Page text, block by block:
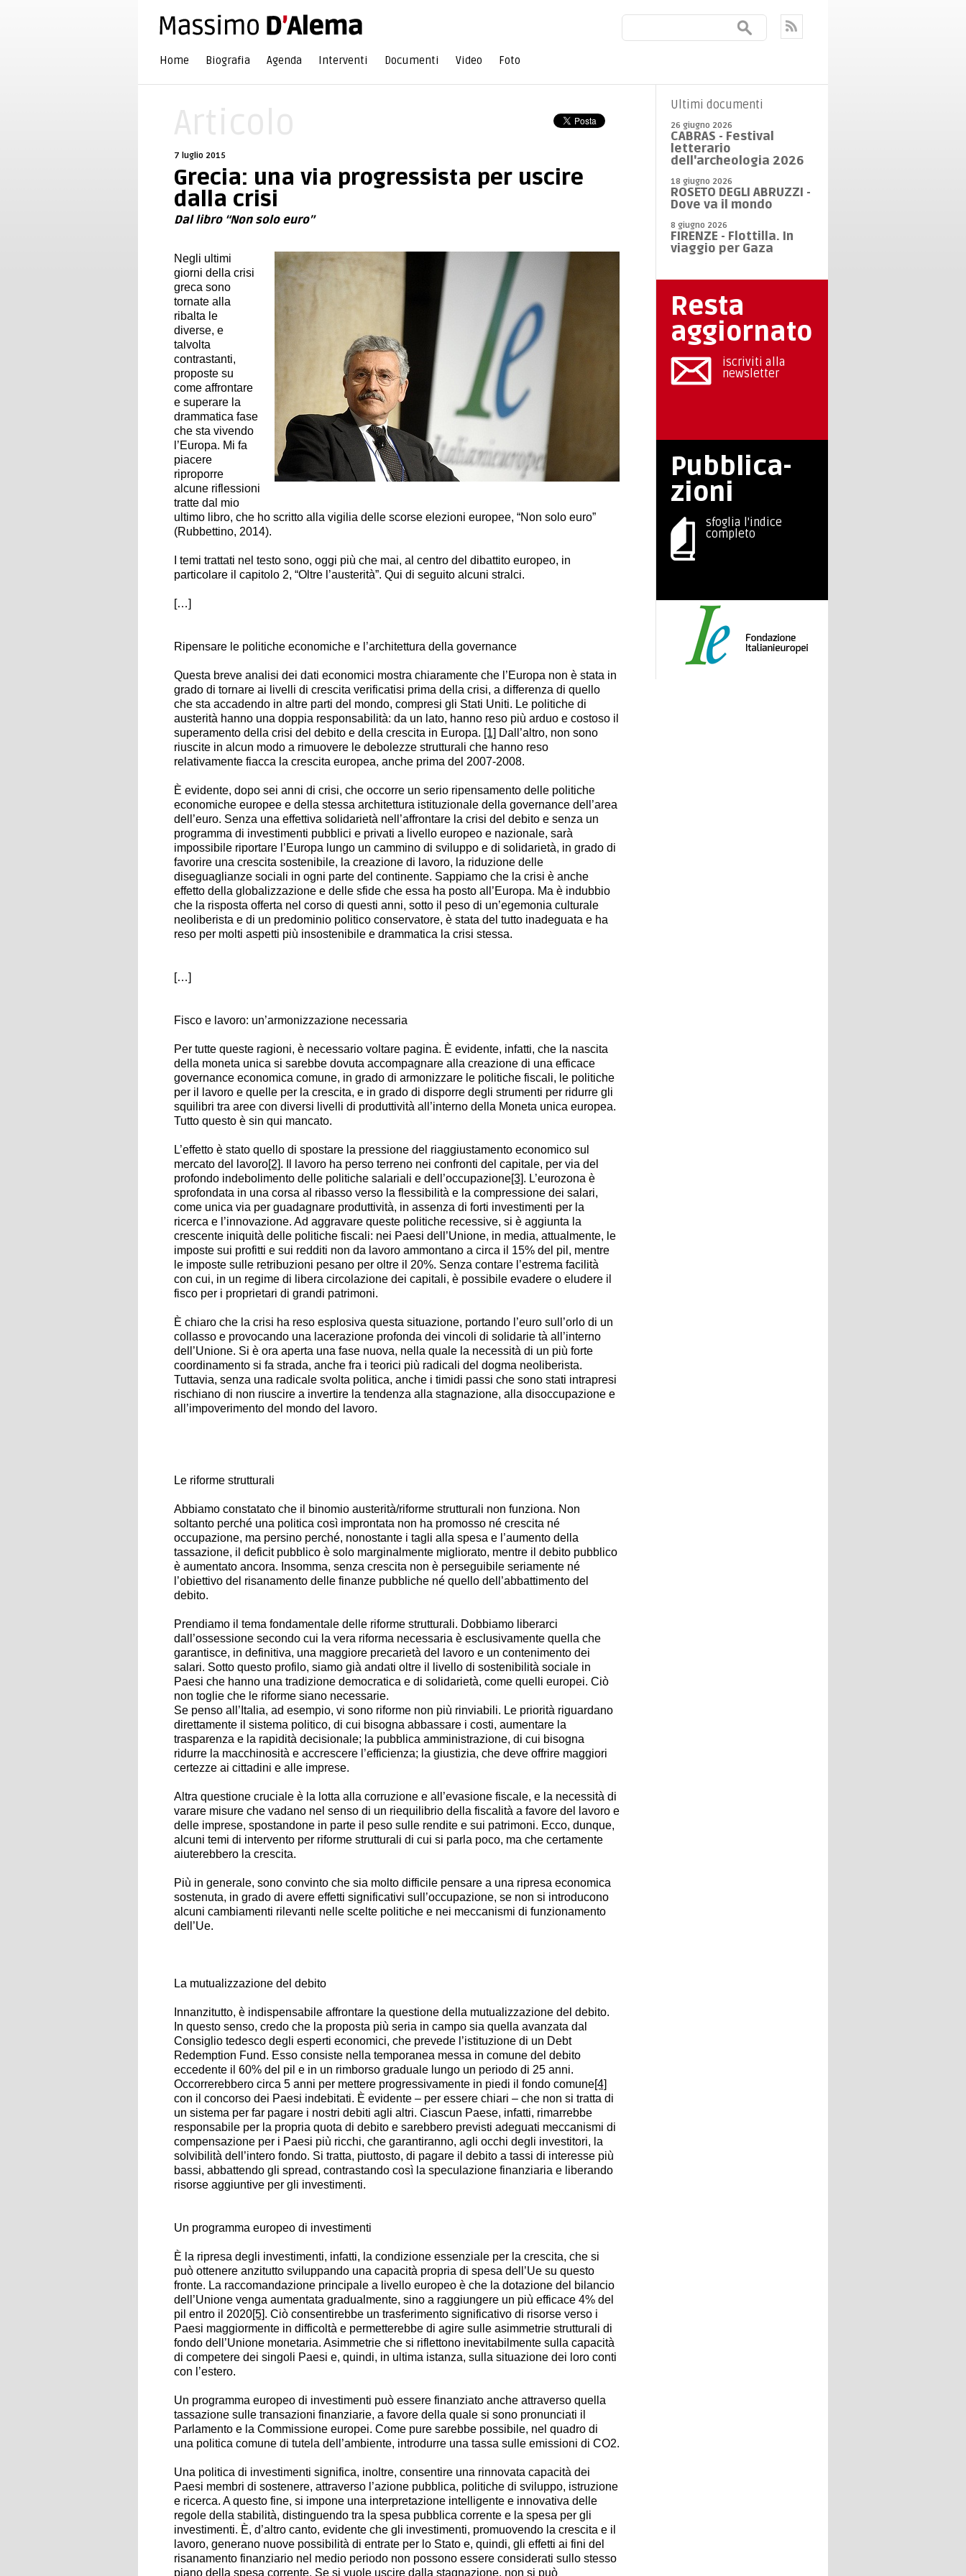
Home Biografia Agenda Interventi Documenti Video Foto
7 luglio 2015
Grecia: una via progressista per uscire
dalla crisi
Dal libro “Non solo euro”
Negli ultimi
giorni della crisi
greca sono
tornate alla
ribalta le
diverse, e
talvolta
contrastanti,
proposte su
come affrontare
e superare la
drammatica fase
che sta vivendo
l’Europa. Mi fa
piacere
riproporre
alcune riflessioni
tratte dal mio
ultimo libro, che ho scritto alla vigilia delle scorse elezioni europee, “Non solo euro”
(Rubbettino, 2014).
I temi trattati nel testo sono, oggi più che mai, al centro del dibattito europeo, in
particolare il capitolo 2, “Oltre l’austerità”. Qui di seguito alcuni stralci.
[…]
Ripensare le politiche economiche e l’architettura della governance
Questa breve analisi dei dati economici mostra chiaramente che l’Europa non è stata in
grado di tornare ai livelli di crescita verificatisi prima della crisi, a differenza di quello
che sta accadendo in altre parti del mondo, compresi gli Stati Uniti. Le politiche di
austerità hanno una doppia responsabilità: da un lato, hanno reso più arduo e costoso il
superamento della crisi del debito e della crescita in Europa. [1] Dall’altro, non sono
riuscite in alcun modo a rimuovere le debolezze strutturali che hanno reso
relativamente fiacca la crescita europea, anche prima del 2007-2008.
È evidente, dopo sei anni di crisi, che occorre un serio ripensamento delle politiche
economiche europee e della stessa architettura istituzionale della governance dell’area
dell’euro. Senza una effettiva solidarietà nell’affrontare la crisi del debito e senza un
programma di investimenti pubblici e privati a livello europeo e nazionale, sarà
impossibile riportare l’Europa lungo un cammino di sviluppo e di solidarietà, in grado di
favorire una crescita sostenibile, la creazione di lavoro, la riduzione delle
diseguaglianze sociali in ogni parte del continente. Sappiamo che la crisi è anche
effetto della globalizzazione e delle sfide che essa ha posto all’Europa. Ma è indubbio
che la risposta offerta nel corso di questi anni, sotto il peso di un’egemonia culturale
neoliberista e di un predominio politico conservatore, è stata del tutto inadeguata e ha
reso per molti aspetti più insostenibile e drammatica la crisi stessa.
[…]
Fisco e lavoro: un’armonizzazione necessaria
Per tutte queste ragioni, è necessario voltare pagina. È evidente, infatti, che la nascita
della moneta unica si sarebbe dovuta accompagnare alla creazione di una efficace
governance economica comune, in grado di armonizzare le politiche fiscali, le politiche
per il lavoro e quelle per la crescita, e in grado di disporre degli strumenti per ridurre gli
squilibri tra aree con diversi livelli di produttività all’interno della Moneta unica europea.
Tutto questo è sin qui mancato.
L’effetto è stato quello di spostare la pressione del riaggiustamento economico sul
mercato del lavoro[2]. Il lavoro ha perso terreno nei confronti del capitale, per via del
profondo indebolimento delle politiche salariali e dell’occupazione[3]. L’eurozona è
sprofondata in una corsa al ribasso verso la flessibilità e la compressione dei salari,
come unica via per guadagnare produttività, in assenza di forti investimenti per la
ricerca e l’innovazione. Ad aggravare queste politiche recessive, si è aggiunta la
crescente iniquità delle politiche fiscali: nei Paesi dell’Unione, in media, attualmente, le
imposte sui profitti e sui redditi non da lavoro ammontano a circa il 15% del pil, mentre
le imposte sulle retribuzioni pesano per oltre il 20%. Senza contare l’estrema facilità
con cui, in un regime di libera circolazione dei capitali, è possibile evadere o eludere il
fisco per i proprietari di grandi patrimoni.
È chiaro che la crisi ha reso esplosiva questa situazione, portando l’euro sull’orlo di un
collasso e provocando una lacerazione profonda dei vincoli di solidarie tà all’interno
dell’Unione. Si è ora aperta una fase nuova, nella quale la necessità di un più forte
coordinamento si fa strada, anche fra i teorici più radicali del dogma neoliberista.
Tuttavia, senza una radicale svolta politica, anche i timidi passi che sono stati intrapresi
rischiano di non riuscire a invertire la tendenza alla stagnazione, alla disoccupazione e
all’impoverimento del mondo del lavoro.
Le riforme strutturali
Abbiamo constatato che il binomio austerità/riforme strutturali non funziona. Non
soltanto perché una politica così improntata non ha promosso né crescita né
occupazione, ma persino perché, nonostante i tagli alla spesa e l’aumento della
tassazione, il deficit pubblico è solo marginalmente migliorato, mentre il debito pubblico
è aumentato ancora. Insomma, senza crescita non è perseguibile seriamente né
l’obiettivo del risanamento delle finanze pubbliche né quello dell’abbattimento del
debito.
Prendiamo il tema fondamentale delle riforme strutturali. Dobbiamo liberarci
dall’ossessione secondo cui la vera riforma necessaria è esclusivamente quella che
garantisce, in definitiva, una maggiore precarietà del lavoro e un contenimento dei
salari. Sotto questo profilo, siamo già andati oltre il livello di sostenibilità sociale in
Paesi che hanno una tradizione democratica e di solidarietà, come quelli europei. Ciò
non toglie che le riforme siano necessarie.
Se penso all’Italia, ad esempio, vi sono riforme non più rinviabili. Le priorità riguardano
direttamente il sistema politico, di cui bisogna abbassare i costi, aumentare la
trasparenza e la rapidità decisionale; la pubblica amministrazione, di cui bisogna
ridurre la macchinosità e accrescere l’efficienza; la giustizia, che deve offrire maggiori
certezze ai cittadini e alle imprese.
Altra questione cruciale è la lotta alla corruzione e all’evasione fiscale, e la necessità di
varare misure che vadano nel senso di un riequilibrio della fiscalità a favore del lavoro e
delle imprese, spostandone in parte il peso sulle rendite e sui patrimoni. Ecco, dunque,
alcuni temi di intervento per riforme strutturali di cui si parla poco, ma che certamente
aiuterebbero la crescita.
Più in generale, sono convinto che sia molto difficile pensare a una ripresa economica
sostenuta, in grado di avere effetti significativi sull’occupazione, se non si introducono
alcuni cambiamenti rilevanti nelle scelte politiche e nei meccanismi di funzionamento
dell’Ue.
La mutualizzazione del debito
Innanzitutto, è indispensabile affrontare la questione della mutualizzazione del debito.
In questo senso, credo che la proposta più seria in campo sia quella avanzata dal
Consiglio tedesco degli esperti economici, che prevede l’istituzione di un Debt
Redemption Fund. Esso consiste nella temporanea messa in comune del debito
eccedente il 60% del pil e in un rimborso graduale lungo un periodo di 25 anni.
Occorrerebbero circa 5 anni per mettere progressivamente in piedi il fondo comune[4]
con il concorso dei Paesi indebitati. È evidente – per essere chiari – che non si tratta di
un sistema per far pagare i nostri debiti agli altri. Ciascun Paese, infatti, rimarrebbe
responsabile per la propria quota di debito e sarebbero previsti adeguati meccanismi di
compensazione per i Paesi più ricchi, che garantiranno, agli occhi degli investitori, la
solvibilità dell’intero fondo. Si tratta, piuttosto, di pagare il debito a tassi di interesse più
bassi, abbattendo gli spread, contrastando così la speculazione finanziaria e liberando
risorse aggiuntive per gli investimenti.
Un programma europeo di investimenti
È la ripresa degli investimenti, infatti, la condizione essenziale per la crescita, che si
può ottenere anzitutto sviluppando una capacità propria di spesa dell’Ue su questo
fronte. La raccomandazione principale a livello europeo è che la dotazione del bilancio
dell’Unione venga aumentata gradualmente, sino a raggiungere un più efficace 4% del
pil entro il 2020[5]. Ciò consentirebbe un trasferimento significativo di risorse verso i
Paesi maggiormente in difficoltà e permetterebbe di agire sulle asimmetrie strutturali di
fondo dell’Unione monetaria. Asimmetrie che si riflettono inevitabilmente sulla capacità
di competere dei singoli Paesi e, quindi, in ultima istanza, sulla situazione dei loro conti
con l’estero.
Un programma europeo di investimenti può essere finanziato anche attraverso quella
tassazione sulle transazioni finanziarie, a favore della quale si sono pronunciati il
Parlamento e la Commissione europei. Come pure sarebbe possibile, nel quadro di
una politica comune di tutela dell’ambiente, introdurre una tassa sulle emissioni di CO2.
Una politica di investimenti significa, inoltre, consentire una rinnovata capacità dei
Paesi membri di sostenere, attraverso l’azione pubblica, politiche di sviluppo, istruzione
e ricerca. A questo fine, si impone una interpretazione intelligente e innovativa delle
regole della stabilità, distinguendo tra la spesa pubblica corrente e la spesa per gli
investimenti. È, d’altro canto, evidente che gli investimenti, promuovendo la crescita e il
lavoro, generano nuove possibilità di entrate per lo Stato e, quindi, gli effetti ai fini del
risanamento finanziario nel medio periodo non possono essere considerati sullo stesso
piano della spesa corrente. Se si vuole uscire dalla stagnazione, non si può
Ultimi documenti
26 giugno 2026
CABRAS - Festival
letterario
dell'archeologia 2026
18 giugno 2026
ROSETO DEGLI ABRUZZI -
Dove va il mondo
8 giugno 2026
FIRENZE - Flottilla. In
viaggio per Gaza
Resta
aggiornato
iscriviti alla
newsletter
Pubblica-
zioni
sfoglia l'indice
completo